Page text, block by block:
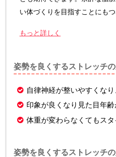
い体づくりを目指すことにもつ
もっと詳しく
姿勢を良くするストレッチ
自律神経が整いやすくな
印象が良くなり見た目年齢
体重が変わらなくてもスタ
姿勢を良くするストレッチ